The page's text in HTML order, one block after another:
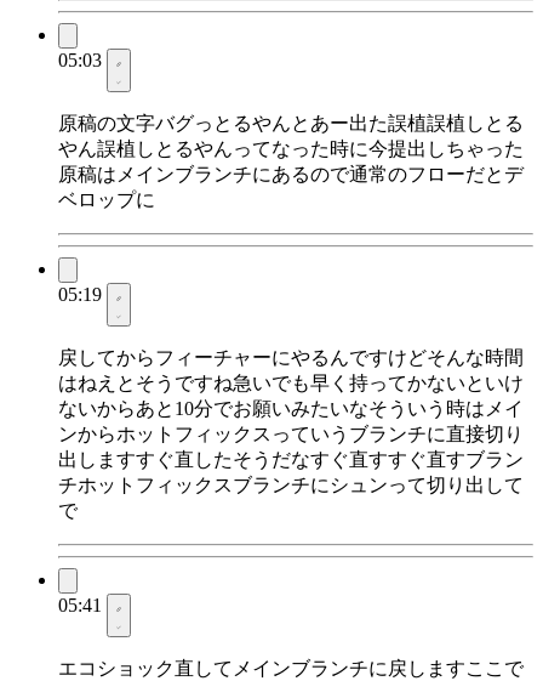
05:03
原稿の文字バグっとるやんとあー出た誤植誤植しとる
やん誤植しとるやんってなった時に今提出しちゃった
原稿はメインブランチにあるので通常のフローだとデ
ベロップに
05:19
戻してからフィーチャーにやるんですけどそんな時間
はねえとそうですね急いでも早く持ってかないといけ
ないからあと10分でお願いみたいなそういう時はメイ
ンからホットフィックスっていうブランチに直接切り
出しますすぐ直したそうだなすぐ直すすぐ直すブラン
チホットフィックスブランチにシュンって切り出して
で
05:41
エコショック直してメインブランチに戻しますここで